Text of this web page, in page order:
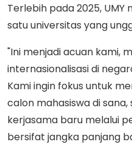
Terlebih pada 2025,
satu universitas yang
"Ini menjadi acuan kami,
internasionalisasi di
Kami ingin fokus untuk
calon mahasiswa di
kerjasama baru melalui
bersifat jangka panjang